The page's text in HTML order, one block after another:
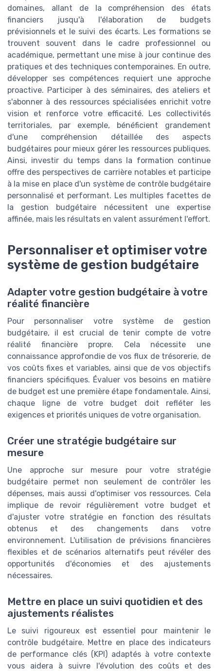
domaines, allant de la compréhension des états
financiers jusqu'à l'élaboration de budgets
prévisionnels et le suivi des écarts. Les formations se
trouvent souvent dans le cadre professionnel ou
académique, permettant une mise à jour continue des
pratiques et des techniques contemporaines. En outre,
développer ses compétences requiert une approche
proactive. Participer à des séminaires, des ateliers et
s'abonner à des ressources spécialisées enrichit votre
vision et renforce votre efficacité. Les collectivités
territoriales, par exemple, bénéficient grandement
d'une compréhension détaillée des aspects
budgétaires pour mieux gérer les ressources publiques.
Ainsi, investir du temps dans la formation continue
offre des perspectives de carrière notables et participe
à la mise en place d'un système de contrôle budgétaire
personnalisé et performant. Les multiples facettes de
la gestion budgétaire nécessitent une expertise
affinée, mais les résultats en valent assurément l'effort.
Personnaliser et optimiser votre
système de gestion budgétaire
Adapter votre gestion budgétaire à votre
réalité financière
Pour personnaliser votre système de gestion
budgétaire, il est crucial de tenir compte de votre
réalité financière propre. Cela nécessite une
connaissance approfondie de vos flux de trésorerie, de
vos coûts fixes et variables, ainsi que de vos objectifs
financiers spécifiques. Évaluer vos besoins en matière
de budget est une première étape fondamentale. Ainsi,
chaque ligne de votre budget doit refléter les
exigences et priorités uniques de votre organisation.
Créer une stratégie budgétaire sur
mesure
Une approche sur mesure pour votre stratégie
budgétaire permet non seulement de contrôler les
dépenses, mais aussi d'optimiser vos ressources. Cela
implique de revoir régulièrement votre budget et
d'ajuster votre stratégie en fonction des résultats
obtenus et des changements dans votre
environnement. L'utilisation de prévisions financières
flexibles et de scénarios alternatifs peut révéler des
opportunités d'économies et des ajustements
nécessaires.
Mettre en place un suivi quotidien et des
ajustements réalistes
Le suivi rigoureux est essentiel pour maintenir le
contrôle budgétaire. Mettre en place des indicateurs
de performance clés (KPI) adaptés à votre contexte
vous aidera à suivre l'évolution des coûts et des